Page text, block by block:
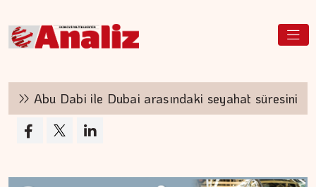
Abu Dabi ile Dubai arasındaki seyahat süresini 30